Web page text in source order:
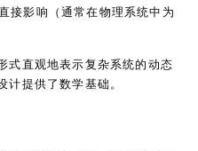
接影响（通常在物理系统中为
式直观地表示复杂系统的动态
计提供了数学基础。